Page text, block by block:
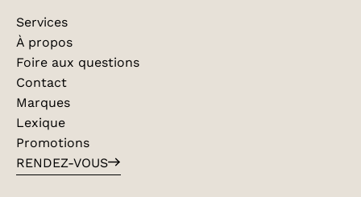
Services
À propos
Foire aux questions
Contact
Marques
Lexique
Promotions
RENDEZ-VOUS